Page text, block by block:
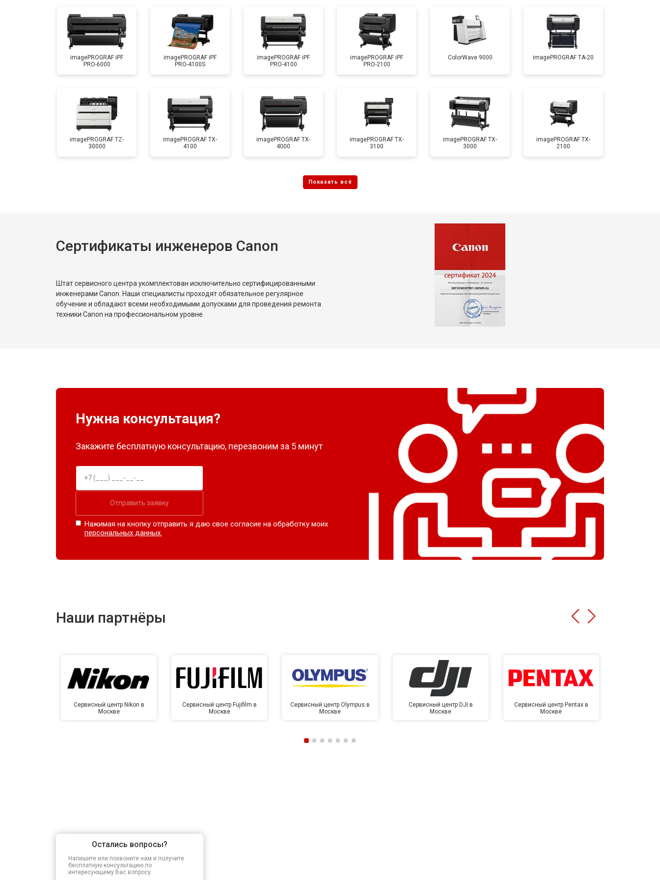
imagePROGRAF iPF
PRO-6000
imagePROGRAF iPF
PRO-4100S
imagePROGRAF iPF
PRO-4100
imagePROGRAF iPF
PRO-2100
ColorWave 9000 imagePROGRAF TA-20
imagePROGRAF TZ-
30000
imagePROGRAF TX-
4100
imagePROGRAF TX-
4000
imagePROGRAF TX-
3100
imagePROGRAF TX-
3000
imagePROGRAF TX-
2100
Сертификаты инженеров Canon
Штат сервисного центра укомплектован исключительно сертифицированными
инженерами Canon. Наши специалисты проходят обязательное регулярное
обучение и обладают всеми необходимыми допусками для проведения ремонта
техники Canon на профессиональном уровне.
Нужна консультация?
Закажите бесплатную консультацию, перезвоним за 5 минут
Отправить заявку
Нажимая на кнопку отправить я даю свое согласие на обработку моих
персональных данных.
Наши партнёры
Сервисный центр Nikon в
Москве
Сервисный центр Fujifilm в
Москве
Сервисный центр Olympus в
Москве
Сервисный центр DJI в
Москве
Сервисный центр Pentax в
Москве
Остались вопросы?
Напишите или позвоните нам и получите
бесплатную консультацию по
интересующему Вас вопросу.